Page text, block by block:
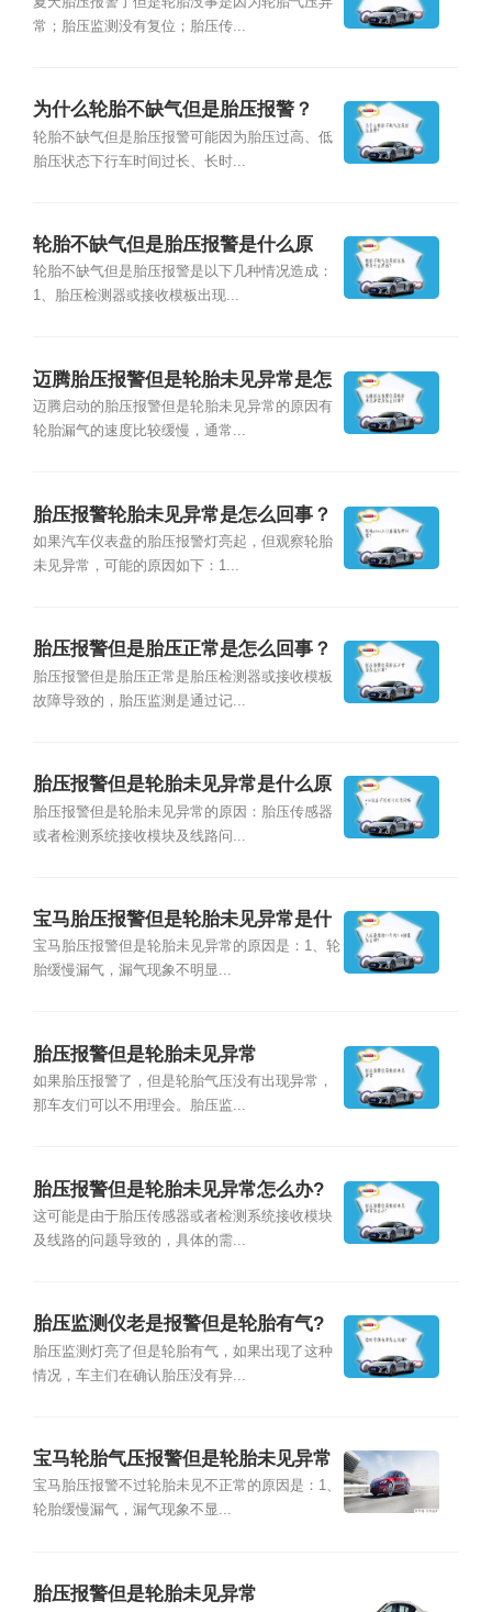
常；胎压监测没有复位；胎压传...
为什么轮胎不缺气但是胎压报警？
轮胎不缺气但是胎压报警可能因为胎压过高、低
胎压状态下行车时间过长、长时...
轮胎不缺气但是胎压报警是什么原
因？
轮胎不缺气但是胎压报警是以下几种情况造成：
1、胎压检测器或接收模板出现...
迈腾胎压报警但是轮胎未见异常是怎
么回事？
迈腾启动的胎压报警但是轮胎未见异常的原因有
轮胎漏气的速度比较缓慢，通常...
胎压报警轮胎未见异常是怎么回事？
如果汽车仪表盘的胎压报警灯亮起，但观察轮胎
未见异常，可能的原因如下：1...
胎压报警但是胎压正常是怎么回事？
胎压报警但是胎压正常是胎压检测器或接收模板
故障导致的，胎压监测是通过记...
胎压报警但是轮胎未见异常是什么原
因？
胎压报警但是轮胎未见异常的原因：胎压传感器
或者检测系统接收模块及线路问...
宝马胎压报警但是轮胎未见异常是什
么原因？
宝马胎压报警但是轮胎未见异常的原因是：1、轮
胎缓慢漏气，漏气现象不明显...
胎压报警但是轮胎未见异常
如果胎压报警了，但是轮胎气压没有出现异常，
那车友们可以不用理会。胎压监...
胎压报警但是轮胎未见异常怎么办?
这可能是由于胎压传感器或者检测系统接收模块
及线路的问题导致的，具体的需...
胎压监测仪老是报警但是轮胎有气?
胎压监测灯亮了但是轮胎有气，如果出现了这种
情况，车主们在确认胎压没有异...
宝马轮胎气压报警但是轮胎未见异常
是什么问题
宝马胎压报警不过轮胎未见不正常的原因是：1、
轮胎缓慢漏气，漏气现象不显...
胎压报警但是轮胎未见异常